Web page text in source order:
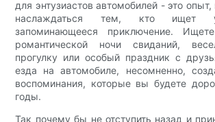
для энтузиастов автомобилей - это
наслаждаться тем, кто ищет
запоминающееся приключение.
романтической ночи свиданий,
прогулку или особый праздник с
езда на автомобиле, несомненно,
воспоминания, которые вы будете
годы.
Так почему бы не отступить назад и